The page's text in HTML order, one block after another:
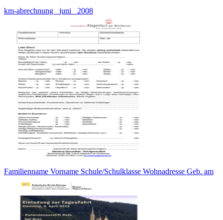
km-abrechnung _juni_ 2008
Familienname Vorname Schule/Schulklasse Wohnadresse Geb. am